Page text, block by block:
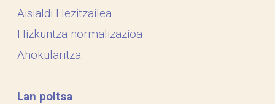
Aisialdi Hezitzailea
Hizkuntza normalizazioa
Ahokularitza
Lan poltsa